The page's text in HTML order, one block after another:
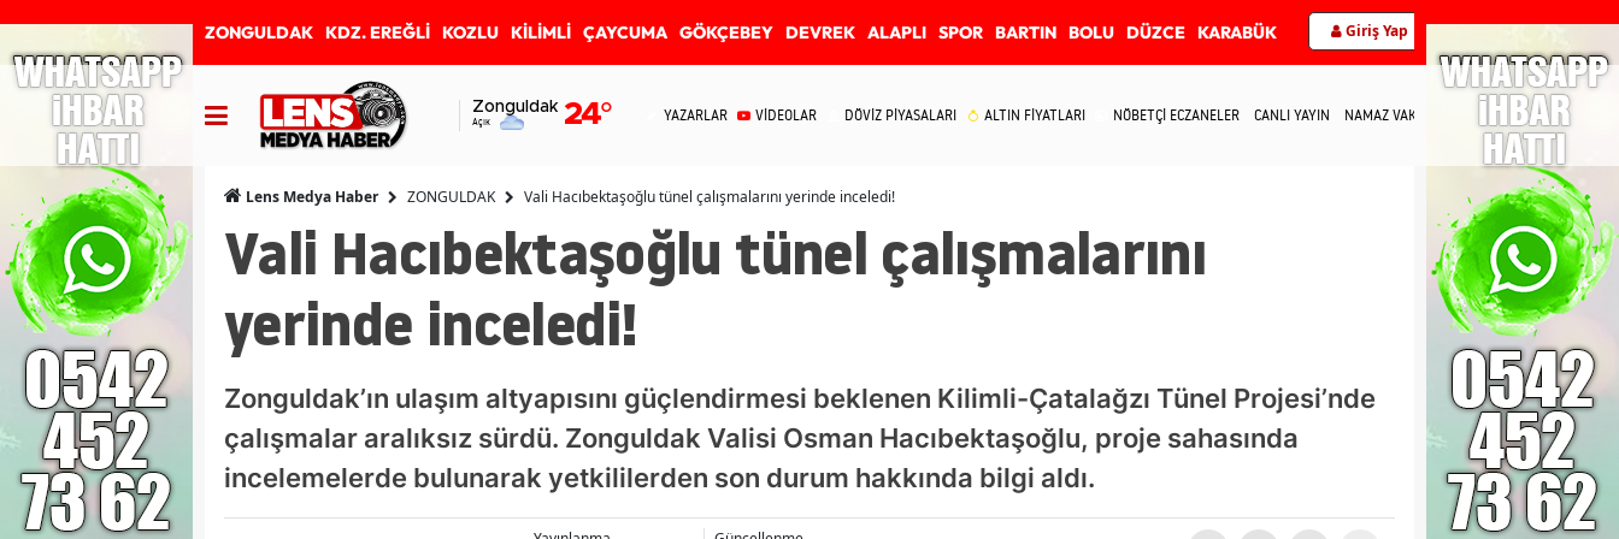
ZONGULDAK KDZ. EREĞLİ KOZLU KİLİMLİ ÇAYCUMA GÖKÇEBEY DEVREK ALAPLI SPOR BARTIN BOLU DÜZCE KARABÜK Giriş Yap
Zonguldak
Açık 24° YAZARLAR VİDEOLAR DÖVİZ PİYASALARI ALTIN FİYATLARI NÖBETÇİ ECZANELER CANLI YAYIN NAMAZ VAKİTLERİ İLETİŞİM
Lens Medya Haber ZONGULDAK Vali Hacıbektaşoğlu tünel çalışmalarını yerinde inceledi!
Vali Hacıbektaşoğlu tünel çalışmalarını
yerinde inceledi!
Zonguldak’ın ulaşım altyapısını güçlendirmesi beklenen Kilimli-Çatalağzı Tünel Projesi’nde
çalışmalar aralıksız sürdü. Zonguldak Valisi Osman Hacıbektaşoğlu, proje sahasında
incelemelerde bulunarak yetkililerden son durum hakkında bilgi aldı.